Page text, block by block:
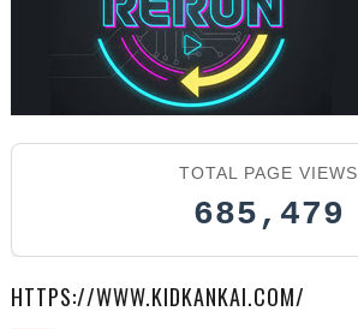
TOTAL PAGE VIEWS
685,479
HTTPS://WWW.KIDKANKAI.COM/